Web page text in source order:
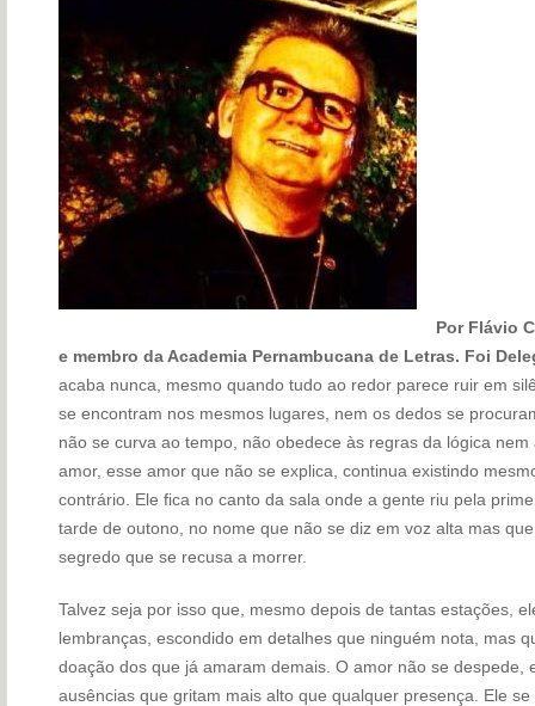
Por Flávio
e membro da Academia Pernambucana de Letras. Foi
acaba nunca, mesmo quando tudo ao redor parece ruir em
se encontram nos mesmos lugares, nem os dedos se
não se curva ao tempo, não obedece às regras da lógica
amor, esse amor que não se explica, continua existindo
contrário. Ele fica no canto da sala onde a gente riu pela
tarde de outono, no nome que não se diz em voz alta mas
segredo que se recusa a morrer.
Talvez seja por isso que, mesmo depois de tantas estações,
lembranças, escondido em detalhes que ninguém nota, mas
doação dos que já amaram demais. O amor não se despede,
ausências que gritam mais alto que qualquer presença. Ele